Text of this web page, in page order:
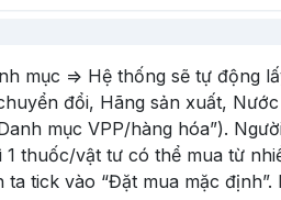
mục => Hệ thống sẽ tự động
đổi, Hãng sản xuất,
mục VPP/hàng hóa”).
thuốc/vật tư có thể mua từ
tick vào “Đặt mua mặc